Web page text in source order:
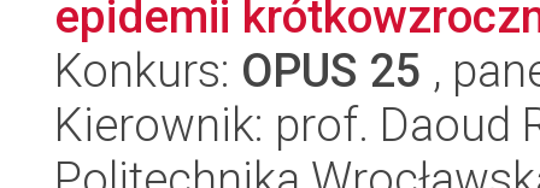
epidemii
Konkurs: OPUS 25 ,
Kierownik: prof. Daoud